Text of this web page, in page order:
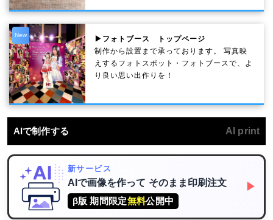
New
▶フォトブース トップページ
制作から設置まで承っております。 写真映
えするフォトスポット・フォトブースで、よ
り良い思い出作りを！
AIで制作する AI print
新サービス
AIで画像を作って そのまま印刷注文
β版 期間限定無料公開中
▶